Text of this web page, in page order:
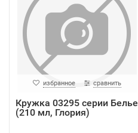
избранное сравнить
Кружка 03295 серии Белье
(210 мл, Глория)